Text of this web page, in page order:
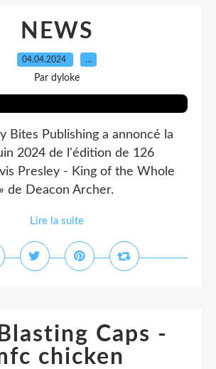
NEWS
04.04.2024 …
Par dyloke
Bites Publishing a annoncé la
2024 de l'édition de 126
Presley - King of the Whole
de Deacon Archer.
Lire la suite
Caps -
chicken